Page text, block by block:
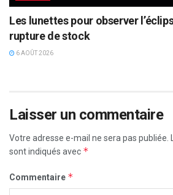
Les lunettes pour observer
rupture de stock
6 AOÛT 2026
Laisser un commentaire
Votre adresse e-mail ne sera pas publiée.
sont indiqués avec *
Commentaire *